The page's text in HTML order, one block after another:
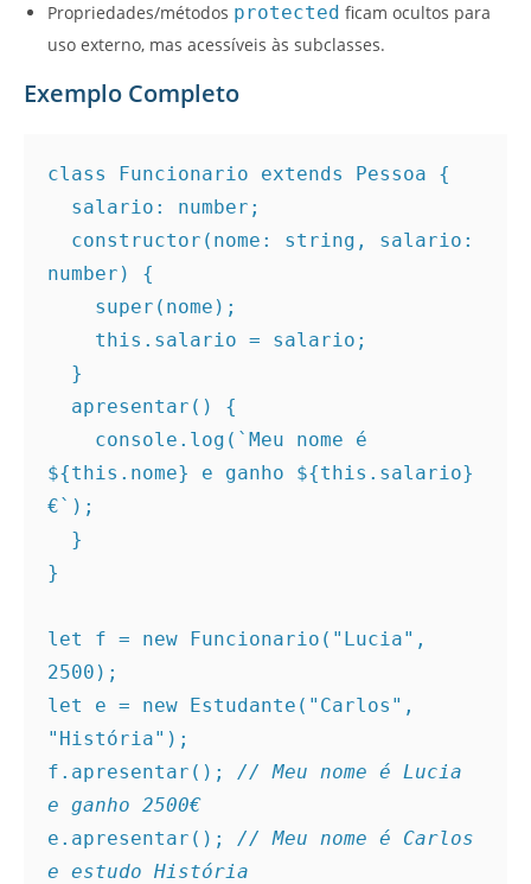
Propriedades/métodos protected ficam ocultos para
uso externo, mas acessíveis às subclasses.
Exemplo Completo
class Funcionario extends Pessoa {
  salario: number;
number) {
    super(nome);
    this.salario = salario;
  }
  apresentar() {
${this.nome} e ganho ${this.salario}
€`);
  }
}
let f = new Funcionario("Lucia",
2500);
let e = new Estudante("Carlos",
"História");
f.apresentar(); // Meu nome é Lucia
e ganho 2500€
e.apresentar(); // Meu nome é Carlos
e estudo História